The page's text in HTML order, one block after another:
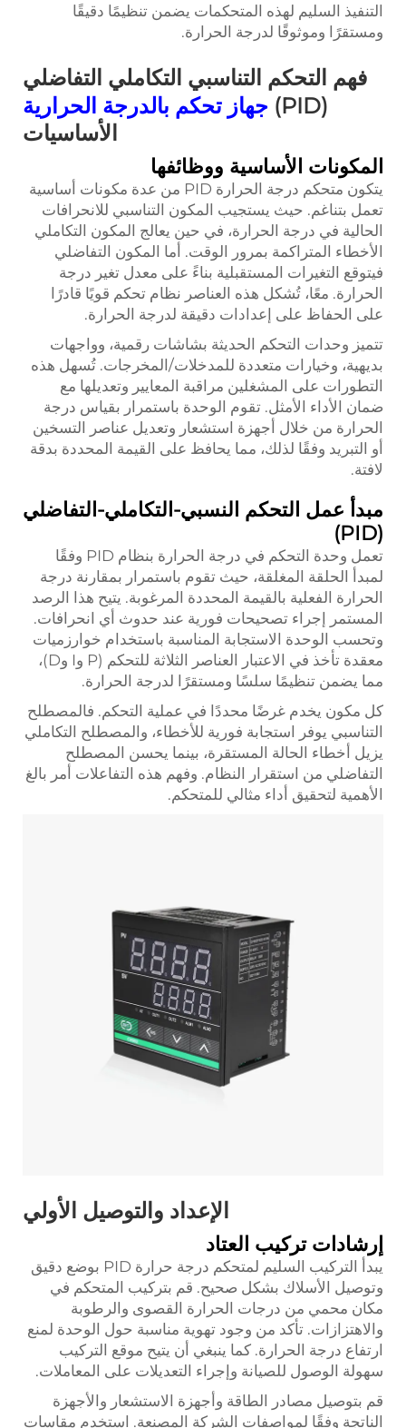
التنفيذ السليم لهذه المتحكمات يضمن تنظيمًا دقيقًا
ومستقرًا وموثوقًا لدرجة الحرارة.
فهم التحكم التناسبي التكاملي التفاضلي
(PID)
جهاز تحكم بالدرجة الحرارية
الأساسيات
المكونات الأساسية ووظائفها
يتكون متحكم درجة الحرارة PID من عدة مكونات أساسية
تعمل بتناغم. حيث يستجيب المكون التناسبي للانحرافات
الحالية في درجة الحرارة، في حين يعالج المكون التكاملي
الأخطاء المتراكمة بمرور الوقت. أما المكون التفاضلي
فيتوقع التغيرات المستقبلية بناءً على معدل تغير درجة
الحرارة. معًا، تُشكل هذه العناصر نظام تحكم قويًا قادرًا
على الحفاظ على إعدادات دقيقة لدرجة الحرارة.
تتميز وحدات التحكم الحديثة بشاشات رقمية، وواجهات
بديهية، وخيارات متعددة للمدخلات/المخرجات. تُسهل هذه
التطورات على المشغلين مراقبة المعايير وتعديلها مع
ضمان الأداء الأمثل. تقوم الوحدة باستمرار بقياس درجة
الحرارة من خلال أجهزة استشعار وتعديل عناصر التسخين
أو التبريد وفقًا لذلك، مما يحافظ على القيمة المحددة بدقة
لافتة.
مبدأ عمل التحكم النسبي-التكاملي-التفاضلي
(PID)
تعمل وحدة التحكم في درجة الحرارة بنظام PID وفقًا
لمبدأ الحلقة المغلقة، حيث تقوم باستمرار بمقارنة درجة
الحرارة الفعلية بالقيمة المحددة المرغوبة. يتيح هذا الرصد
المستمر إجراء تصحيحات فورية عند حدوث أي انحرافات.
وتحسب الوحدة الاستجابة المناسبة باستخدام خوارزميات
معقدة تأخذ في الاعتبار العناصر الثلاثة للتحكم (P وI وD)،
مما يضمن تنظيمًا سلسًا ومستقرًا لدرجة الحرارة.
كل مكون يخدم غرضًا محددًا في عملية التحكم. فالمصطلح
التناسبي يوفر استجابة فورية للأخطاء، والمصطلح التكاملي
يزيل أخطاء الحالة المستقرة، بينما يحسن المصطلح
التفاضلي من استقرار النظام. وفهم هذه التفاعلات أمر بالغ
الأهمية لتحقيق أداء مثالي للمتحكم.
الإعداد والتوصيل الأولي
إرشادات تركيب العتاد
يبدأ التركيب السليم لمتحكم درجة حرارة PID بوضع دقيق
وتوصيل الأسلاك بشكل صحيح. قم بتركيب المتحكم في
مكان محمي من درجات الحرارة القصوى والرطوبة
والاهتزازات. تأكد من وجود تهوية مناسبة حول الوحدة لمنع
ارتفاع درجة الحرارة. كما ينبغي أن يتيح موقع التركيب
سهولة الوصول للصيانة وإجراء التعديلات على المعاملات.
قم بتوصيل مصادر الطاقة وأجهزة الاستشعار والأجهزة
الناتجة وفقًا لمواصفات الشركة المصنعة. استخدم مقاسات